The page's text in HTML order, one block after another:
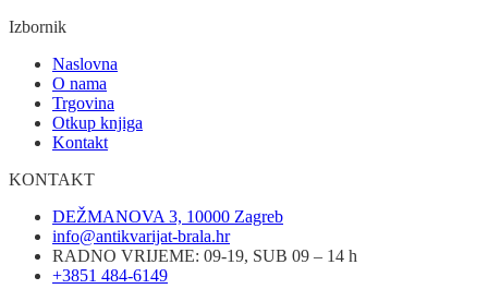
Izbornik
Naslovna
O nama
Trgovina
Otkup knjiga
Kontakt
KONTAKT
DEŽMANOVA 3, 10000 Zagreb
info@antikvarijat-brala.hr
RADNO VRIJEME: 09-19, SUB 09 – 14 h
+3851 484-6149